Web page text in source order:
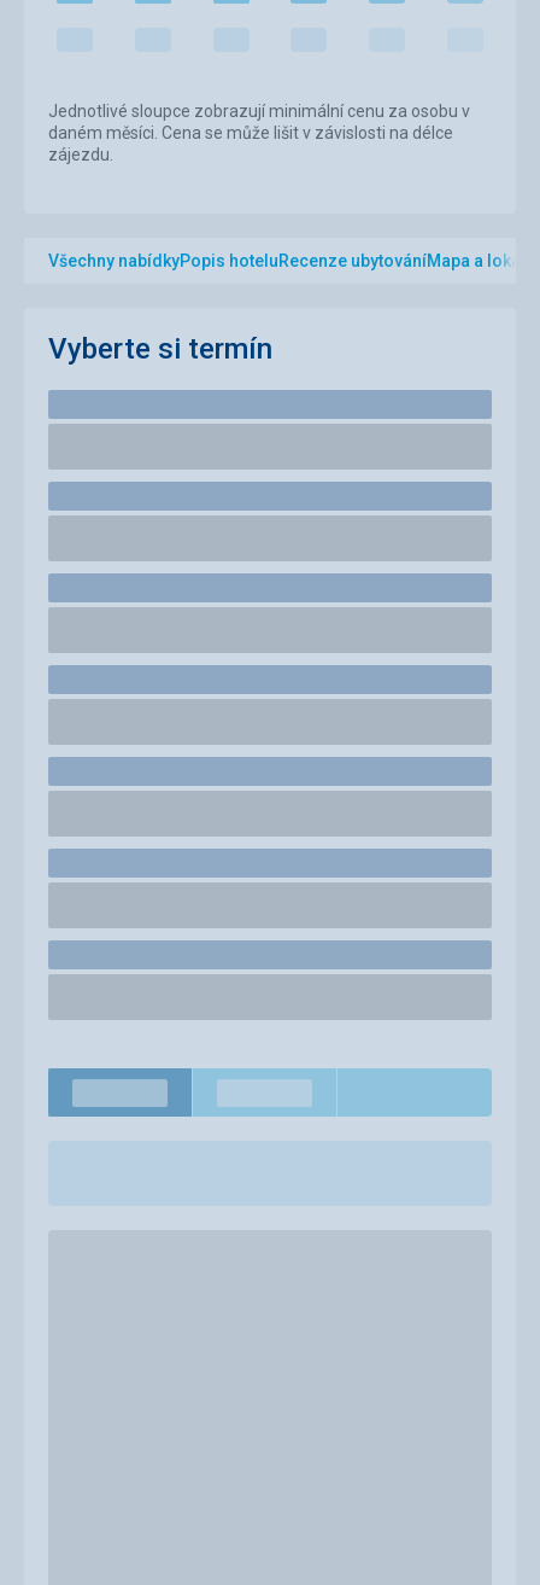
Jednotlivé sloupce zobrazují minimální cenu za osobu v
daném měsíci. Cena se může lišit v závislosti na délce
zájezdu.
Všechny nabídkyPopis hoteluRecenze ubytováníMapa a
Vyberte si termín